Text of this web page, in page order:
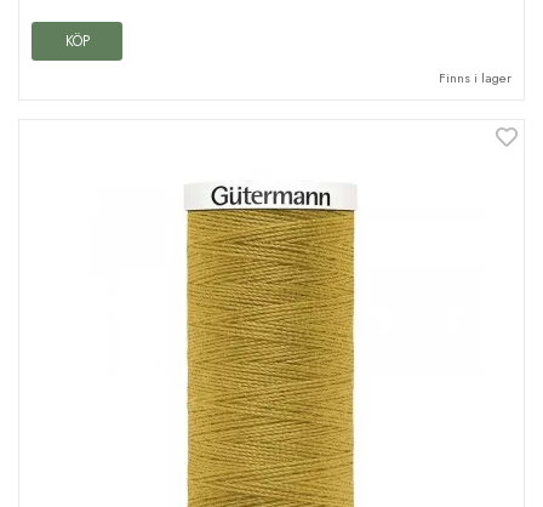
KÖP
Finns i lager